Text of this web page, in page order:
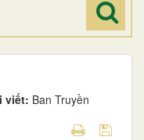
viết: Ban Truyền